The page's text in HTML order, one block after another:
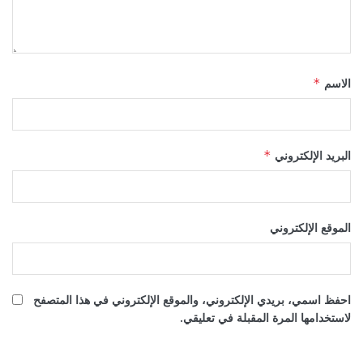
الاسم *
البريد الإلكتروني *
الموقع الإلكتروني
احفظ اسمي، بريدي الإلكتروني، والموقع الإلكتروني في هذا المتصفح
لاستخدامها المرة المقبلة في تعليقي.